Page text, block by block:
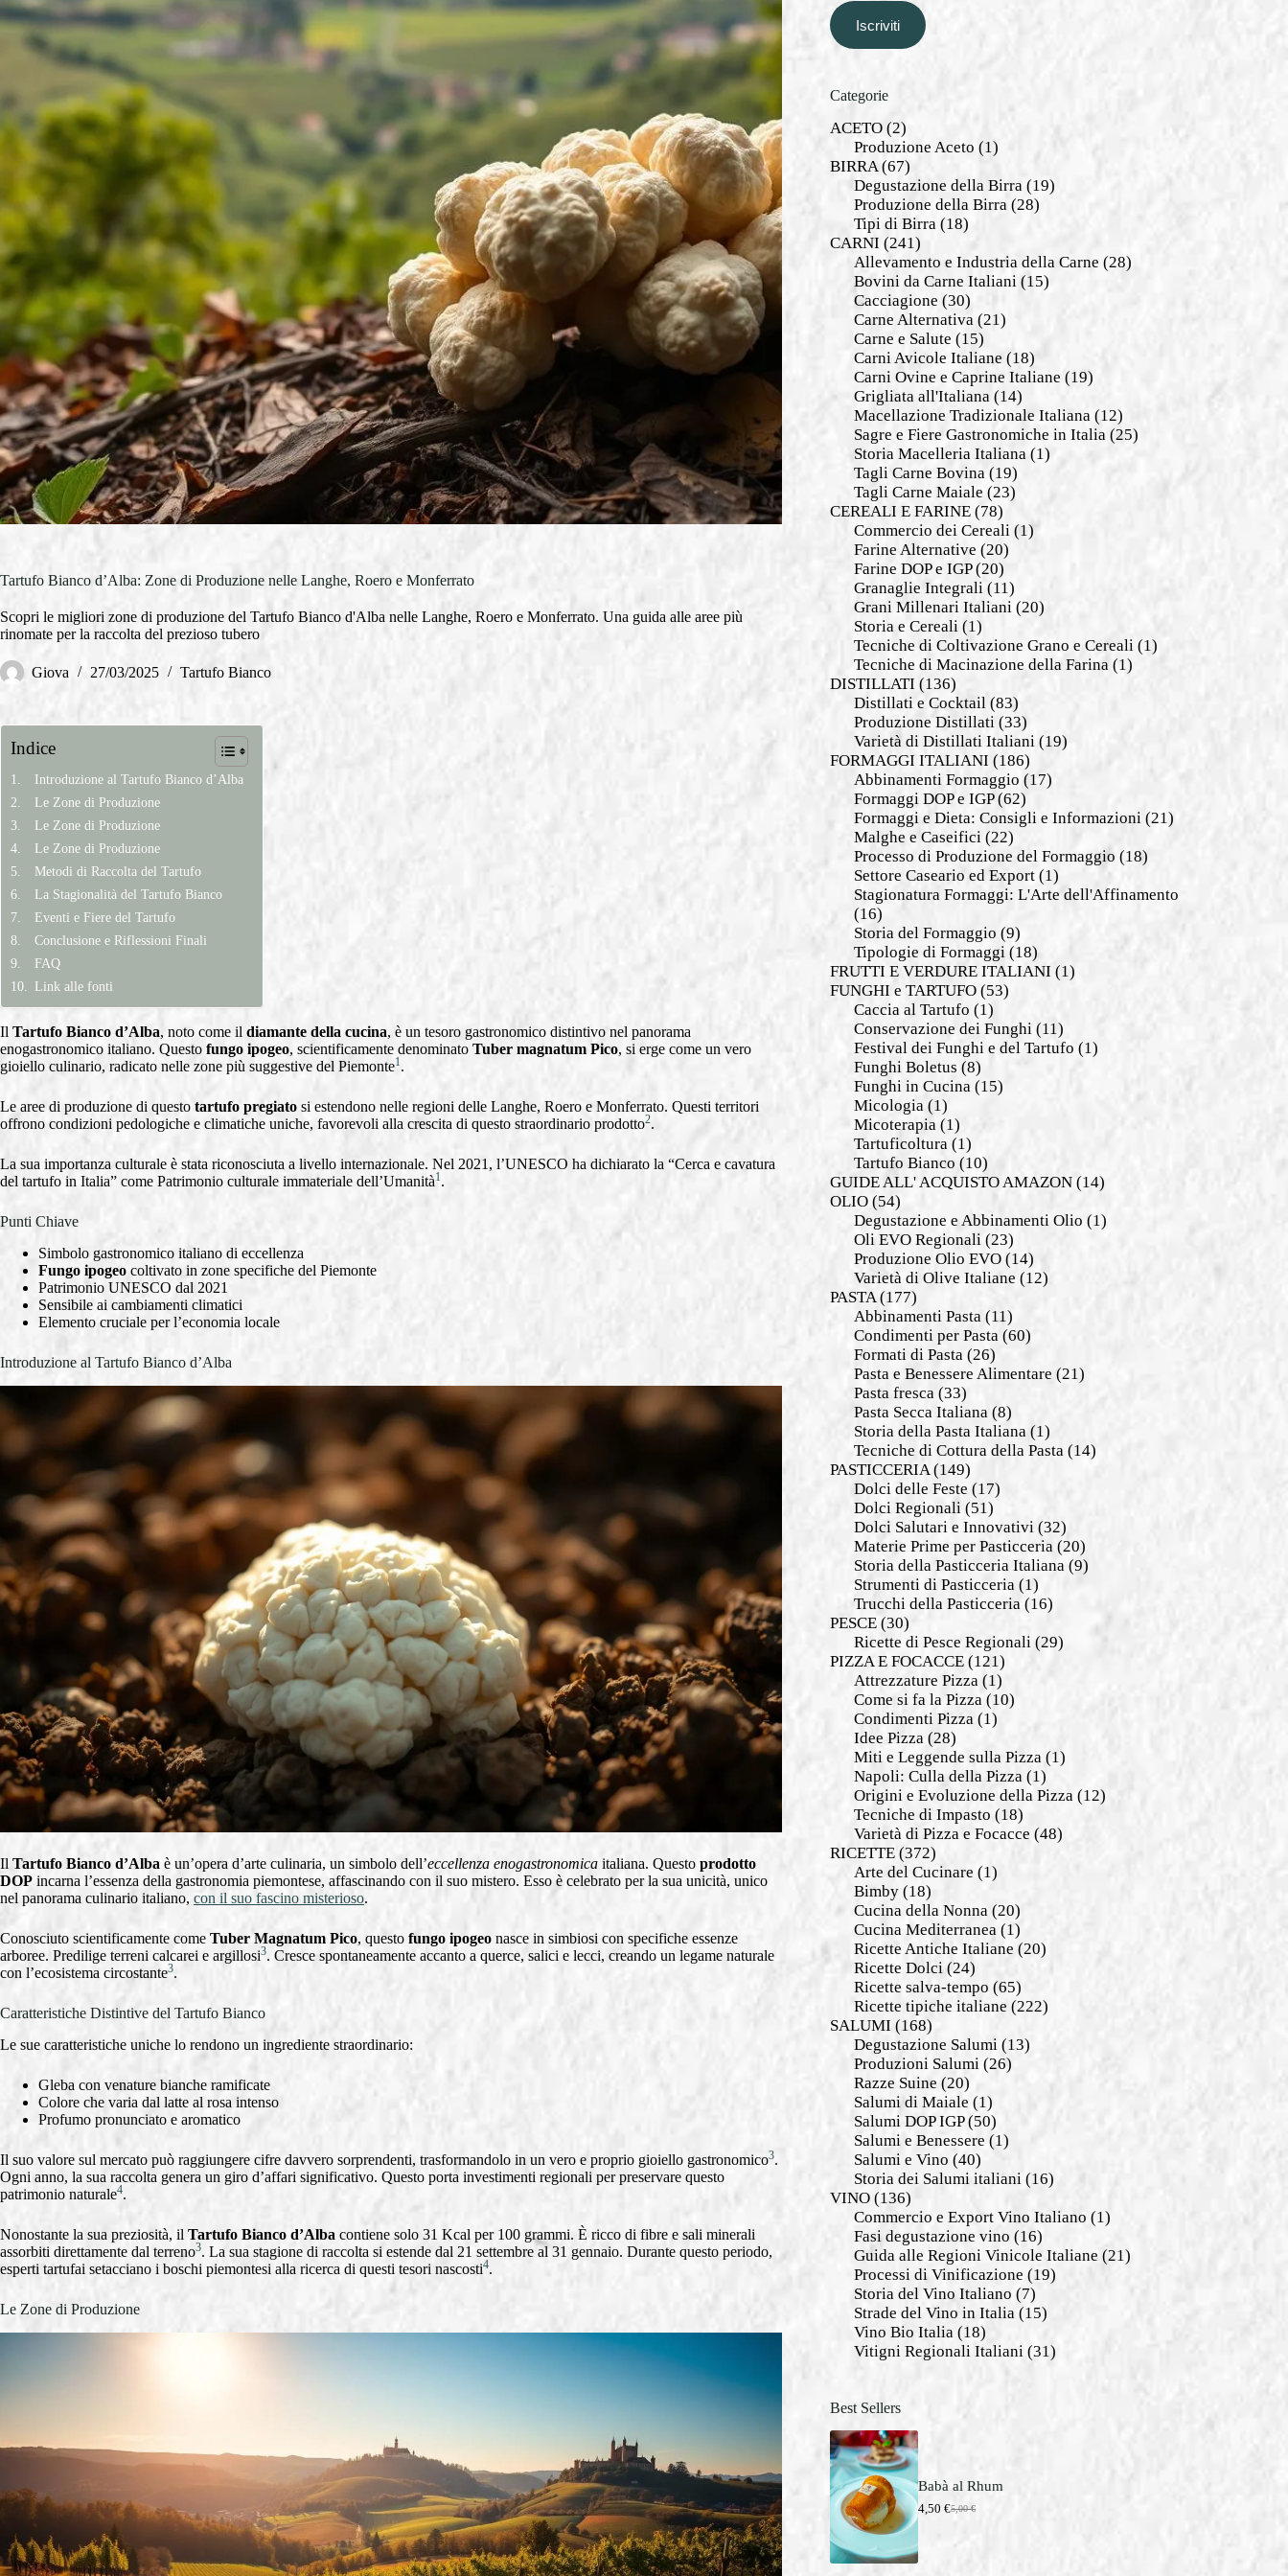
Tartufo Bianco d’Alba: Zone di Produzione nelle Langhe, Roero e Monferrato
Scopri le migliori zone di produzione del Tartufo Bianco d'Alba nelle Langhe, Roero e Monferrato. Una guida alle aree più
rinomate per la raccolta del prezioso tubero
Giova 27/03/2025 Tartufo Bianco
Indice
Introduzione al Tartufo Bianco d’Alba
Le Zone di Produzione
Le Zone di Produzione
Le Zone di Produzione
Metodi di Raccolta del Tartufo
La Stagionalità del Tartufo Bianco
Eventi e Fiere del Tartufo
Conclusione e Riflessioni Finali
FAQ
Link alle fonti
Il Tartufo Bianco d’Alba, noto come il diamante della cucina, è un tesoro gastronomico distintivo nel panorama
enogastronomico italiano. Questo fungo ipogeo, scientificamente denominato Tuber magnatum Pico, si erge come un vero
gioiello culinario, radicato nelle zone più suggestive del Piemonte1.
Le aree di produzione di questo tartufo pregiato si estendono nelle regioni delle Langhe, Roero e Monferrato. Questi territori
offrono condizioni pedologiche e climatiche uniche, favorevoli alla crescita di questo straordinario prodotto2.
La sua importanza culturale è stata riconosciuta a livello internazionale. Nel 2021, l’UNESCO ha dichiarato la “Cerca e cavatura
del tartufo in Italia” come Patrimonio culturale immateriale dell’Umanità1.
Punti Chiave
Simbolo gastronomico italiano di eccellenza
Fungo ipogeo coltivato in zone specifiche del Piemonte
Patrimonio UNESCO dal 2021
Sensibile ai cambiamenti climatici
Elemento cruciale per l’economia locale
Introduzione al Tartufo Bianco d’Alba
Il Tartufo Bianco d’Alba è un’opera d’arte culinaria, un simbolo dell’eccellenza enogastronomica italiana. Questo prodotto
DOP incarna l’essenza della gastronomia piemontese, affascinando con il suo mistero. Esso è celebrato per la sua unicità, unico
nel panorama culinario italiano, con il suo fascino misterioso.
Conosciuto scientificamente come Tuber Magnatum Pico, questo fungo ipogeo nasce in simbiosi con specifiche essenze
arboree. Predilige terreni calcarei e argillosi3. Cresce spontaneamente accanto a querce, salici e lecci, creando un legame naturale
con l’ecosistema circostante3.
Caratteristiche Distintive del Tartufo Bianco
Le sue caratteristiche uniche lo rendono un ingrediente straordinario:
Gleba con venature bianche ramificate
Colore che varia dal latte al rosa intenso
Profumo pronunciato e aromatico
Il suo valore sul mercato può raggiungere cifre davvero sorprendenti, trasformandolo in un vero e proprio gioiello gastronomico3.
Ogni anno, la sua raccolta genera un giro d’affari significativo. Questo porta investimenti regionali per preservare questo
patrimonio naturale4.
Nonostante la sua preziosità, il Tartufo Bianco d’Alba contiene solo 31 Kcal per 100 grammi. È ricco di fibre e sali minerali
assorbiti direttamente dal terreno3. La sua stagione di raccolta si estende dal 21 settembre al 31 gennaio. Durante questo periodo,
esperti tartufai setacciano i boschi piemontesi alla ricerca di questi tesori nascosti4.
Le Zone di Produzione
Iscriviti
Categorie
ACETO(2)
Produzione Aceto (1)
BIRRA(67)
Degustazione della Birra (19)
Produzione della Birra (28)
Tipi di Birra (18)
CARNI (241)
Allevamento e Industria della Carne (28)
Bovini da Carne Italiani (15)
Cacciagione (30)
Carne Alternativa (21)
Carne e Salute (15)
Carni Avicole Italiane (18)
Carni Ovine e Caprine Italiane (19)
Grigliata all'Italiana (14)
Macellazione Tradizionale Italiana (12)
Sagre e Fiere Gastronomiche in Italia (25)
Storia Macelleria Italiana (1)
Tagli Carne Bovina (19)
Tagli Carne Maiale (23)
CEREALI E FARINE(78)
Commercio dei Cereali (1)
Farine Alternative (20)
Farine DOP e IGP(20)
Granaglie Integrali (11)
Grani Millenari Italiani (20)
Storia e Cereali (1)
Tecniche di Coltivazione Grano e Cereali (1)
Tecniche di Macinazione della Farina (1)
DISTILLATI (136)
Distillati e Cocktail (83)
Produzione Distillati (33)
Varietà di Distillati Italiani (19)
FORMAGGI ITALIANI (186)
Abbinamenti Formaggio (17)
Formaggi DOP e IGP(62)
Formaggi e Dieta: Consigli e Informazioni (21)
Malghe e Caseifici (22)
Processo di Produzione del Formaggio (18)
Settore Caseario ed Export(1)
Stagionatura Formaggi: L'Arte dell'Affinamento
(16)
Storia del Formaggio (9)
Tipologie di Formaggi (18)
FRUTTI E VERDURE ITALIANI (1)
FUNGHI e TARTUFO(53)
Caccia al Tartufo (1)
Conservazione dei Funghi (11)
Festival dei Funghi e del Tartufo (1)
Funghi Boletus (8)
Funghi in Cucina (15)
Micologia (1)
Micoterapia (1)
Tartuficoltura (1)
Tartufo Bianco (10)
GUIDE ALL' ACQUISTO AMAZON(14)
OLIO(54)
Degustazione e Abbinamenti Olio (1)
Oli EVO Regionali (23)
Produzione Olio EVO(14)
Varietà di Olive Italiane (12)
PASTA(177)
Abbinamenti Pasta (11)
Condimenti per Pasta (60)
Formati di Pasta (26)
Pasta e Benessere Alimentare (21)
Pasta fresca (33)
Pasta Secca Italiana (8)
Storia della Pasta Italiana (1)
Tecniche di Cottura della Pasta (14)
PASTICCERIA(149)
Dolci delle Feste (17)
Dolci Regionali (51)
Dolci Salutari e Innovativi (32)
Materie Prime per Pasticceria (20)
Storia della Pasticceria Italiana (9)
Strumenti di Pasticceria (1)
Trucchi della Pasticceria (16)
PESCE(30)
Ricette di Pesce Regionali (29)
PIZZA E FOCACCE(121)
Attrezzature Pizza (1)
Come si fa la Pizza (10)
Condimenti Pizza (1)
Idee Pizza (28)
Miti e Leggende sulla Pizza (1)
Napoli: Culla della Pizza (1)
Origini e Evoluzione della Pizza (12)
Tecniche di Impasto (18)
Varietà di Pizza e Focacce (48)
RICETTE(372)
Arte del Cucinare (1)
Bimby(18)
Cucina della Nonna (20)
Cucina Mediterranea (1)
Ricette Antiche Italiane (20)
Ricette Dolci (24)
Ricette salva-tempo (65)
Ricette tipiche italiane (222)
SALUMI (168)
Degustazione Salumi (13)
Produzioni Salumi (26)
Razze Suine (20)
Salumi di Maiale (1)
Salumi DOP IGP(50)
Salumi e Benessere (1)
Salumi e Vino (40)
Storia dei Salumi italiani (16)
VINO(136)
Commercio e Export Vino Italiano (1)
Fasi degustazione vino (16)
Guida alle Regioni Vinicole Italiane (21)
Processi di Vinificazione (19)
Storia del Vino Italiano (7)
Strade del Vino in Italia (15)
Vino Bio Italia (18)
Vitigni Regionali Italiani (31)
Best Sellers
Babà al Rhum
5,00€
I
4,50€
I